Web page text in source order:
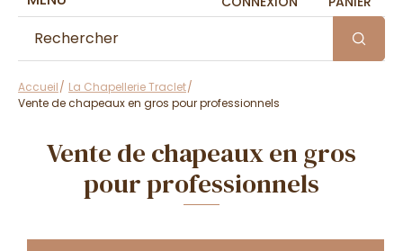
Accueil
La Chapellerie Traclet
Vente de chapeaux en gros pour professionnels
Vente de chapeaux en gros
pour professionnels